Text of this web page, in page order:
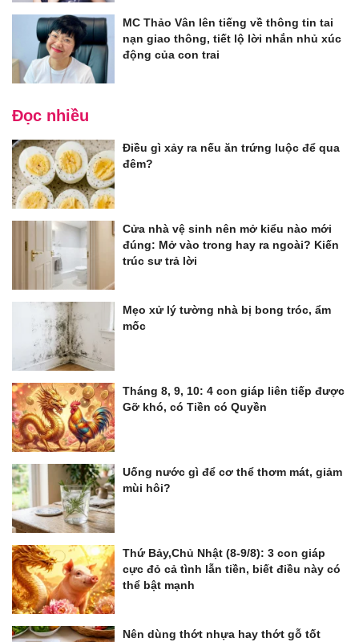
MC Thảo Vân lên tiếng về thông tin tai
nạn giao thông, tiết lộ lời nhắn nhủ xúc
động của con trai
Đọc nhiều
Điều gì xảy ra nếu ăn trứng luộc để qua
đêm?
Cửa nhà vệ sinh nên mở kiểu nào mới
đúng: Mở vào trong hay ra ngoài? Kiến
trúc sư trả lời
Mẹo xử lý tường nhà bị bong tróc, ẩm
mốc
Tháng 8, 9, 10: 4 con giáp liên tiếp được
Gỡ khó, có Tiền có Quyền
Uống nước gì để cơ thể thơm mát, giảm
mùi hôi?
Thứ Bảy,Chủ Nhật (8-9/8): 3 con giáp
cực đỏ cả tình lẫn tiền, biết điều này có
thể bật mạnh
Nên dùng thớt nhựa hay thớt gỗ tốt